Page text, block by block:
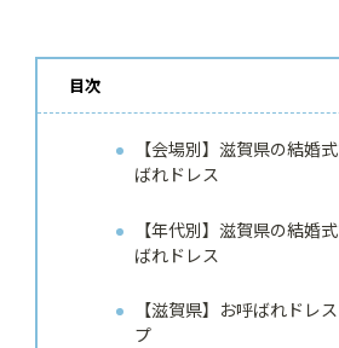
目次
【会場別】滋賀県の結婚
ばれドレス
【年代別】滋賀県の結婚
ばれドレス
【滋賀県】お呼ばれドレ
プ